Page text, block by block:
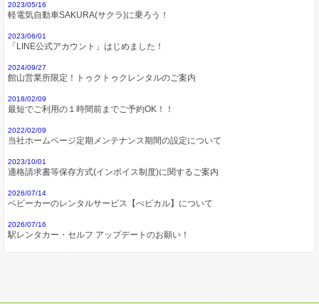
2023/05/16
軽電気自動車SAKURA(サクラ)に乗ろう！
2023/06/01
「LINE公式アカウント」はじめました！
2024/09/27
館山営業所限定！トゥクトゥクレンタルのご案内
2018/02/09
最短でご利用の１時間前までご予約OK！！
2022/02/09
当社ホームページ定期メンテナンス期間の設定について
2023/10/01
適格請求書等保存方式(インボイス制度)に関するご案内
2026/07/14
ベビーカーのレンタルサービス【べビカル】について
2026/07/16
駅レンタカー・セルフ アップデートのお願い！